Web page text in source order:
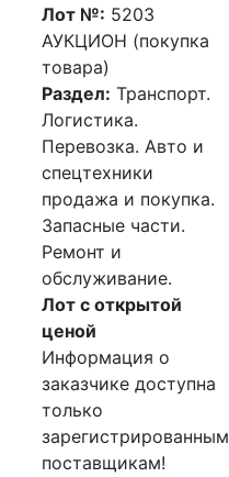
Лот №: 5203
АУКЦИОН (покупка
товара)
Раздел: Транспорт.
Логистика.
Перевозка. Авто и
спецтехники
продажа и покупка.
Запасные части.
Ремонт и
обслуживание.
Лот с открытой
ценой
Информация о
заказчике доступна
только
зарегистрированным
поставщикам!